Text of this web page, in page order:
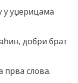
у уџерицама
добри брат
прва слова.